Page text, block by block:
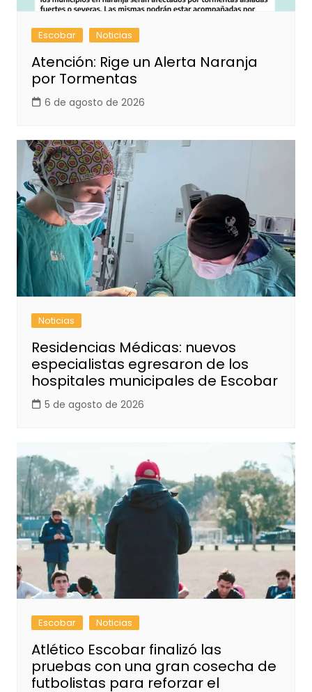
Escobar Noticias
Atención: Rige un Alerta Naranja
por Tormentas
6 de agosto de 2026
Noticias
Residencias Médicas: nuevos
especialistas egresaron de los
hospitales municipales de Escobar
5 de agosto de 2026
Escobar Noticias
Atlético Escobar finalizó las
pruebas con una gran cosecha de
futbolistas para reforzar el